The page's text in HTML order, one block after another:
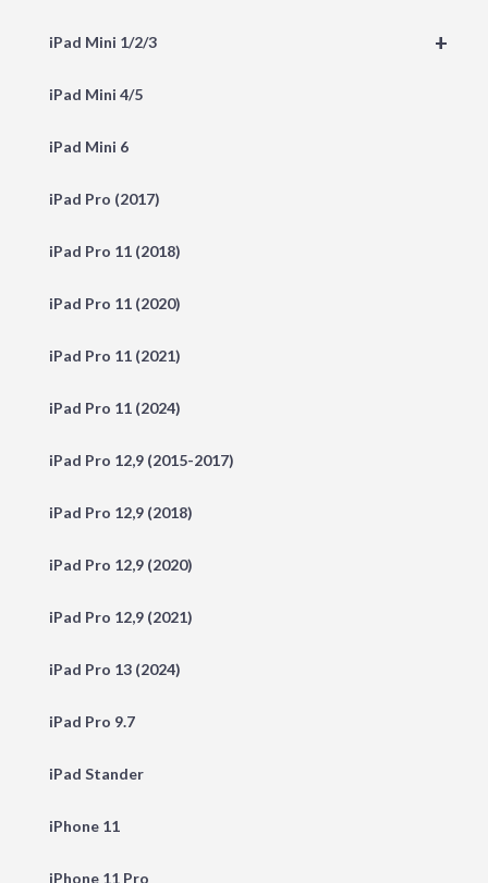
+
iPad Mini 1/2/3
iPad Mini 4/5
iPad Mini 6
iPad Pro (2017)
iPad Pro 11 (2018)
iPad Pro 11 (2020)
iPad Pro 11 (2021)
iPad Pro 11 (2024)
iPad Pro 12,9 (2015-2017)
iPad Pro 12,9 (2018)
iPad Pro 12,9 (2020)
iPad Pro 12,9 (2021)
iPad Pro 13 (2024)
iPad Pro 9.7
iPad Stander
iPhone 11
iPhone 11 Pro